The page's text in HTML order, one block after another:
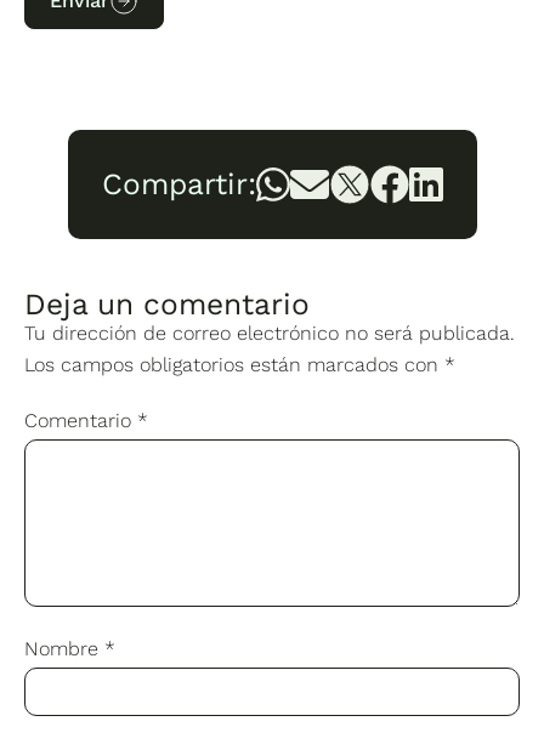
Compartir:
Deja un comentario
Tu dirección de correo electrónico no será publicada.
Los campos obligatorios están marcados con *
Comentario *
Nombre *